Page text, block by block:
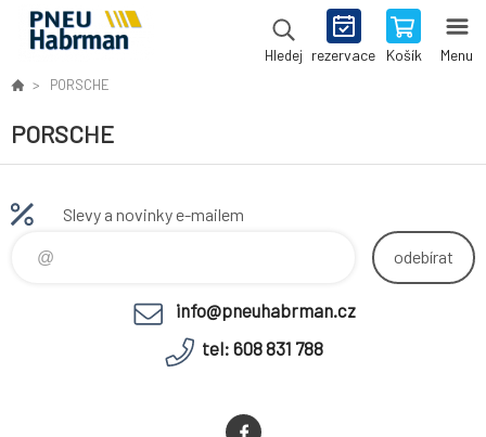
Hledej rezervace Košík Menu
PORSCHE
PORSCHE
Slevy a novinky e-mailem
odebírat
info@pneuhabrman.cz
tel: 608 831 788